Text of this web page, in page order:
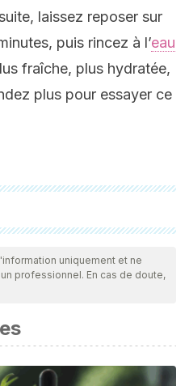
laissez reposer sur
puis rincez à l’eau
fraîche, plus hydratée,
plus pour essayer ce
examinées en profondeur
qualité, leur fiabilité, leur
de cet article a été
Prawitt J. The effect of oral
on skin moisture and the
uniquement et ne
professionnel. En cas de doute,